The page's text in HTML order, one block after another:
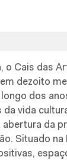
o Cais das
dezoito
dos
vida
da
Situado na